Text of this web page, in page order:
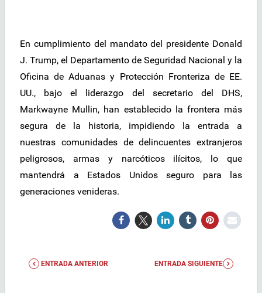
En cumplimiento del mandato del presidente Donald
J. Trump, el Departamento de Seguridad Nacional y la
Oficina de Aduanas y Protección Fronteriza de EE.
UU., bajo el liderazgo del secretario del DHS,
Markwayne Mullin, han establecido la frontera más
segura de la historia, impidiendo la entrada a
nuestras comunidades de delincuentes extranjeros
peligrosos, armas y narcóticos ilícitos, lo que
mantendrá a Estados Unidos seguro para las
generaciones venideras.
ENTRADA ANTERIOR ENTRADA SIGUIENTE